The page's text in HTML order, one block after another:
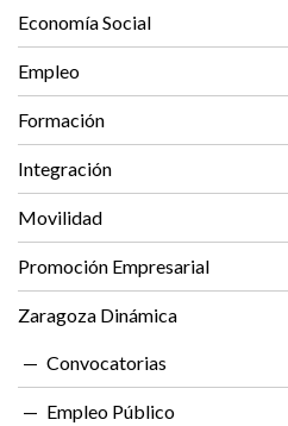
Economía Social
Empleo
Formación
Integración
Movilidad
Promoción Empresarial
Zaragoza Dinámica
Convocatorias
Empleo Público